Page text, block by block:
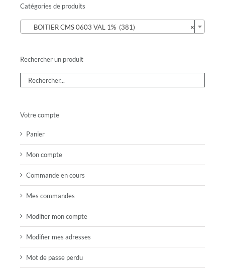
Catégories de produits
×
BOITIER CMS 0603 VAL 1% (381)
Rechercher un produit
Votre compte
Panier
Mon compte
Commande en cours
Mes commandes
Modifier mon compte
Modifier mes adresses
Mot de passe perdu